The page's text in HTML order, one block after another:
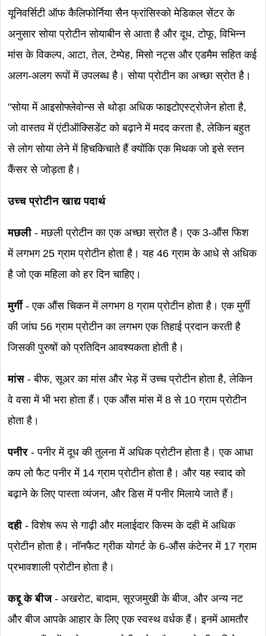
यूनिवर्सिटी ऑफ कैलिफोर्निया सैन फ्रांसिस्को मेडिकल सेंटर के
अनुसार सोया प्रोटीन सोयाबीन से आता है और दूध, टोफू, विभिन्न
मांस के विकल्प, आटा, तेल, टेम्पेह, मिसो नट्स और एडमैम सहित कई
अलग-अलग रूपों में उपलब्ध है। सोया प्रोटीन का अच्छा स्रोत है।
"सोया में आइसोफ्लेवोन्स से थोड़ा अधिक फाइटोएस्ट्रोजेन होता है,
जो वास्तव में एंटीऑक्सिडेंट को बढ़ाने में मदद करता है, लेकिन बहुत
से लोग सोया लेने में हिचकिचाते हैं क्योंकि एक मिथक जो इसे स्तन
कैंसर से जोड़ता है।
उच्च प्रोटीन खाद्य पदार्थ
मछली - मछली प्रोटीन का एक अच्छा स्रोत है। एक 3-औंस फिश
में लगभग 25 ग्राम प्रोटीन होता है। यह 46 ग्राम के आधे से अधिक
है जो एक महिला को हर दिन चाहिए।
मुर्गी - एक औंस चिकन में लगभग 8 ग्राम प्रोटीन होता है। एक मुर्गी
की जांघ 56 ग्राम प्रोटीन का लगभग एक तिहाई प्रदान करती है
जिसकी पुरुषों को प्रतिदिन आवश्यकता होती है।
मांस - बीफ, सूअर का मांस और भेड़ में उच्च प्रोटीन होता है, लेकिन
वे वसा में भी भरा होता हैं। एक औंस मांस में 8 से 10 ग्राम प्रोटीन
होता है।
पनीर - पनीर में दूध की तुलना में अधिक प्रोटीन होता है। एक आधा
कप लो फैट पनीर में 14 ग्राम प्रोटीन होता है। और यह स्वाद को
बढ़ाने के लिए पास्ता व्यंजन, और डिस में पनीर मिलाये जाते हैं।
दही - विशेष रूप से गाढ़ी और मलाईदार किस्म के दही में अधिक
प्रोटीन होता है। नॉनफैट ग्रीक योगर्ट के 6-औंस कंटेनर में 17 ग्राम
प्रभावशाली प्रोटीन होता है।
कद्दू के बीज- अखरोट, बादाम, सूरजमुखी के बीज, और अन्य नट
और बीज आपके आहार के लिए एक स्वस्थ वर्धक हैं। इनमें आमतौर